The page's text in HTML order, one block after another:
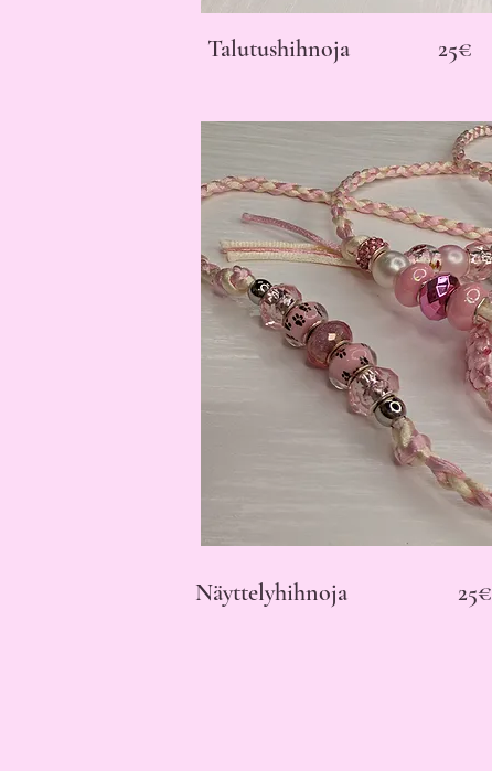
Talutushihnoja 25€
Näyttelyhihnoja 25€